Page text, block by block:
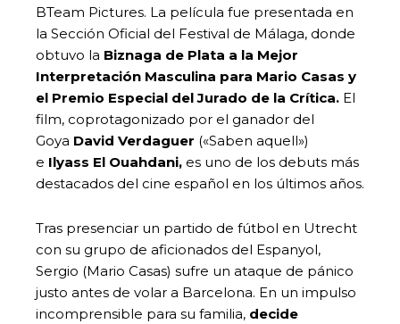
BTeam Pictures. La película fue presentada en
la Sección Oficial del Festival de Málaga, donde
obtuvo la Biznaga de Plata a la Mejor
Interpretación Masculina para Mario Casas y
el Premio Especial del Jurado de la Crítica. El
film, coprotagonizado por el ganador del
Goya David Verdaguer («Saben aquell»)
e Ilyass El Ouahdani, es uno de los debuts más
destacados del cine español en los últimos años.
Tras presenciar un partido de fútbol en Utrecht
con su grupo de aficionados del Espanyol,
Sergio (Mario Casas) sufre un ataque de pánico
justo antes de volar a Barcelona. En un impulso
incomprensible para su familia, decide